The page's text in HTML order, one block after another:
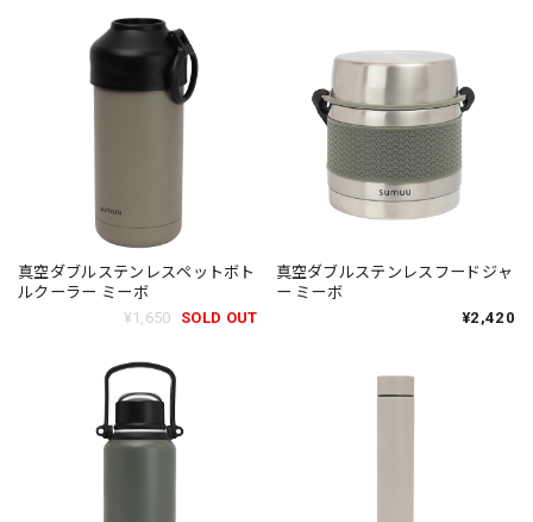
真空ダブルステンレスペットボト
ルクーラー ミーボ
¥1,650
SOLD OUT
真空ダブルステンレスフードジャ
ー ミーボ
¥2,420